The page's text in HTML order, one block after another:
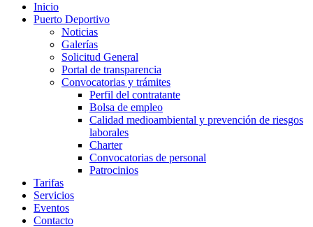
Inicio
Puerto Deportivo
Noticias
Galerías
Solicitud General
Portal de transparencia
Convocatorias y trámites
Perfil del contratante
Bolsa de empleo
Calidad medioambiental y prevención de riesgos
laborales
Charter
Convocatorias de personal
Patrocinios
Tarifas
Servicios
Eventos
Contacto